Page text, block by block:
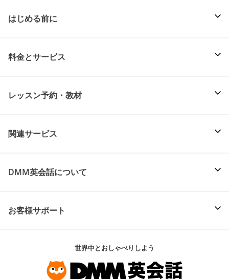
はじめる前に
料金とサービス
レッスン予約・教材
関連サービス
DMM英会話について
お客様サポート
世界中とおしゃべりしよう